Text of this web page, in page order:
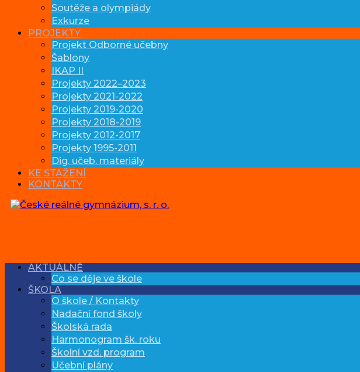
Soutěže a olympiády
Exkurze
PROJEKTY
Projekt Odborné učebny
Šablony
IKAP II
Projekty 2022–2023
Projekty 2021-2022
Projekty 2019-2020
Projekty 2018-2019
Projekty 2012-2017
Projekty 1995-2011
Dig. učeb. materiály
KE STAŽENÍ
KONTAKTY
AKTUÁLNĚ
Co se děje ve škole
ŠKOLA
O škole / Kontakty
Nadační fond školy
Školská rada
Harmonogram šk. roku
Školní vzd. program
Učební plány